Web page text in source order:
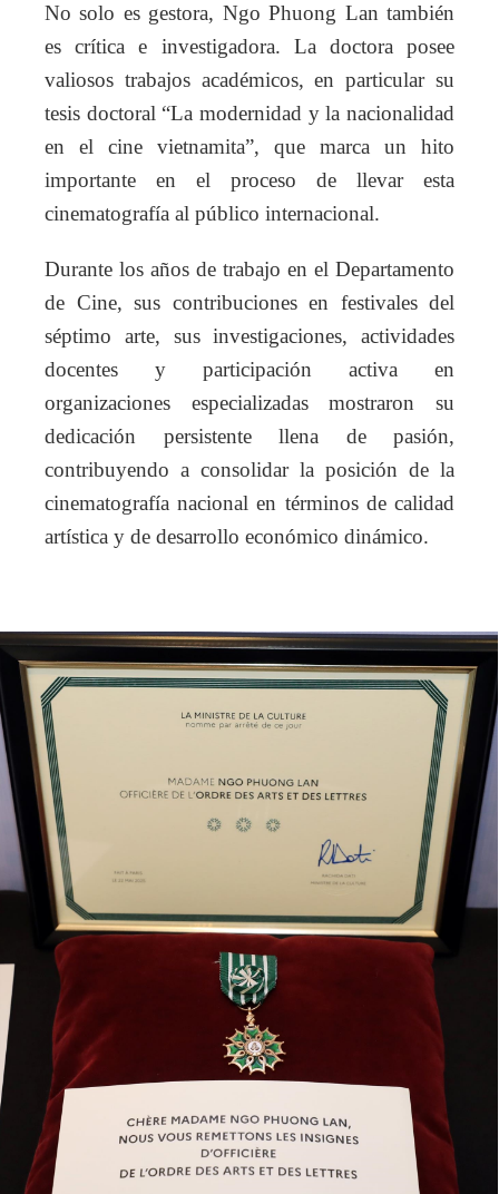
No solo es gestora, Ngo Phuong Lan también
es crítica e investigadora. La doctora posee
valiosos trabajos académicos, en particular su
tesis doctoral “La modernidad y la nacionalidad
en el cine vietnamita”, que marca un hito
importante en el proceso de llevar esta
cinematografía al público internacional.
Durante los años de trabajo en el Departamento
de Cine, sus contribuciones en festivales del
séptimo arte, sus investigaciones, actividades
docentes y participación activa en
organizaciones especializadas mostraron su
dedicación persistente llena de pasión,
contribuyendo a consolidar la posición de la
cinematografía nacional en términos de calidad
artística y de desarrollo económico dinámico.